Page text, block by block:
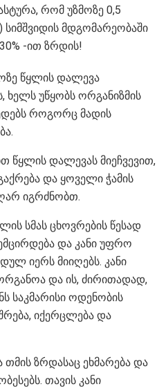
რომ უზმოზე 0,5
მდგომარეობაში
-ით ზრდის!
წყლის დალევა
ხელს უწყობს ორგანიზმის
როგორც მადის
წყლის დალევას მიეჩვევით,
და ყოველი ჭამის
იგრძნობთ.
სმას ცხოვრების წესად
და კანი უფრო
იერს მიიღებს. კანი
და ის, ძირითადად,
საკმარისი ოდენობის
იქერცლება და
ზრდასაც ეხმარება და
თავის კანი